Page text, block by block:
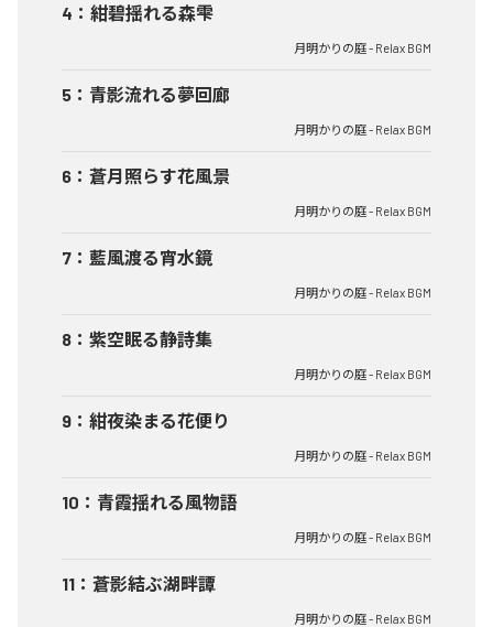
4 ： 紺碧揺れる森雫
月明かりの庭 - Relax BGM
5 ： 青影流れる夢回廊
月明かりの庭 - Relax BGM
6 ： 蒼月照らす花風景
月明かりの庭 - Relax BGM
7 ： 藍風渡る宵水鏡
月明かりの庭 - Relax BGM
8 ： 紫空眠る静詩集
月明かりの庭 - Relax BGM
9 ： 紺夜染まる花便り
月明かりの庭 - Relax BGM
10 ： 青霞揺れる風物語
月明かりの庭 - Relax BGM
11 ： 蒼影結ぶ湖畔譚
月明かりの庭 - Relax BGM